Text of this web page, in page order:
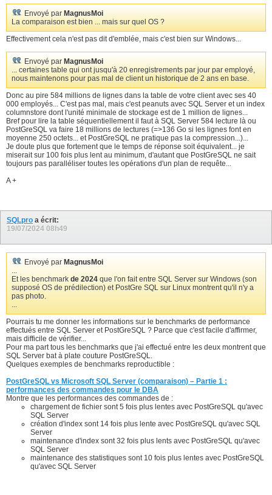
Envoyé par MagnusMoi
La comparaison est bien ... mais sur quel OS ?
Effectivement cela n'est pas dit d'emblée, mais c'est bien sur Windows...
Envoyé par MagnusMoi
... certaines table qui ont jusqu'à 20 enregistrements par jour par employé,
nous maintenons pour pas mal de client un historique de 2 ans en base.
Donc au pire 584 millions de lignes dans la table de votre client avec ses 40
000 employés... C'est pas mal, mais c'est peanuts avec SQL Server et un index
columnstore dont l'unité minimale de stockage est de 1 million de lignes...
Bref pour lire la table séquentiellement il faut à SQL Server 584 lecture là ou
PostGreSQL va faire 18 millions de lectures (=>136 Go si les lignes font en
moyenne 250 octets... et PostGreSQL ne pratique pas la compression...)...
Je doute plus que fortement que le temps de réponse soit équivalent... je
miserait sur 100 fois plus lent au minimum, d'autant que PostGreSQL ne sait
toujours pas paralléliser toutes les opérations d'un plan de requête...
A +
SQLpro a écrit:
19/07/2024 08h49
Envoyé par MagnusMoi
Et les benchmark de 2024 que l'on fait entre SQL Server sur Windows (son
supposé OS de prédilection) et PostGre SQL sur Linux montrent qu'il n'y a
pas photo.
Pourrais tu me donner les informations sur le benchmarks de performance
effectués entre SQL Server et PostGreSQL ? Parce que c'est facile d'affirmer,
mais difficile de vérifier...
Pour ma part tous les benchmarks que j'ai effectué entre les deux montrent que
SQL Server bat à plate couture PostGreSQL.
Quelques exemples de benchmarks reproductible :
PostGreSQL vs Microsoft SQL Server (comparaison) – Partie 1 :
performances des commandes pour le DBA
Montre que les performances des commandes de :
chargement de fichier sont 5 fois plus lentes avec PostGreSQL qu'avec
SQL Server
création d'index sont 14 fois plus lente avec PostGreSQL qu'avec SQL
Server
maintenance d'index sont 32 fois plus lents avec PostGreSQL qu'avec
SQL Server
maintenance des statistiques sont 10 fois plus lentes avec PostGreSQL
qu'avec SQL Server